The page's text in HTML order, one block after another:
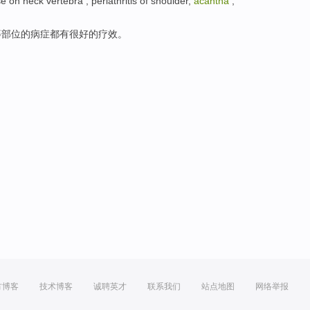
部位的病症都有很好的疗效。
博客 技术博客 诚聘英才 联系我们 站点地图 网络举报